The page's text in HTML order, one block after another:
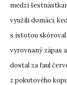
medzi
využili domáci,
s istotou skóroval
vyrovnaný zápas
dostal za faul
z pokutového